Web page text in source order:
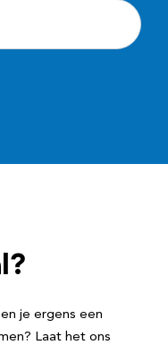
je ergens een
Laat het ons